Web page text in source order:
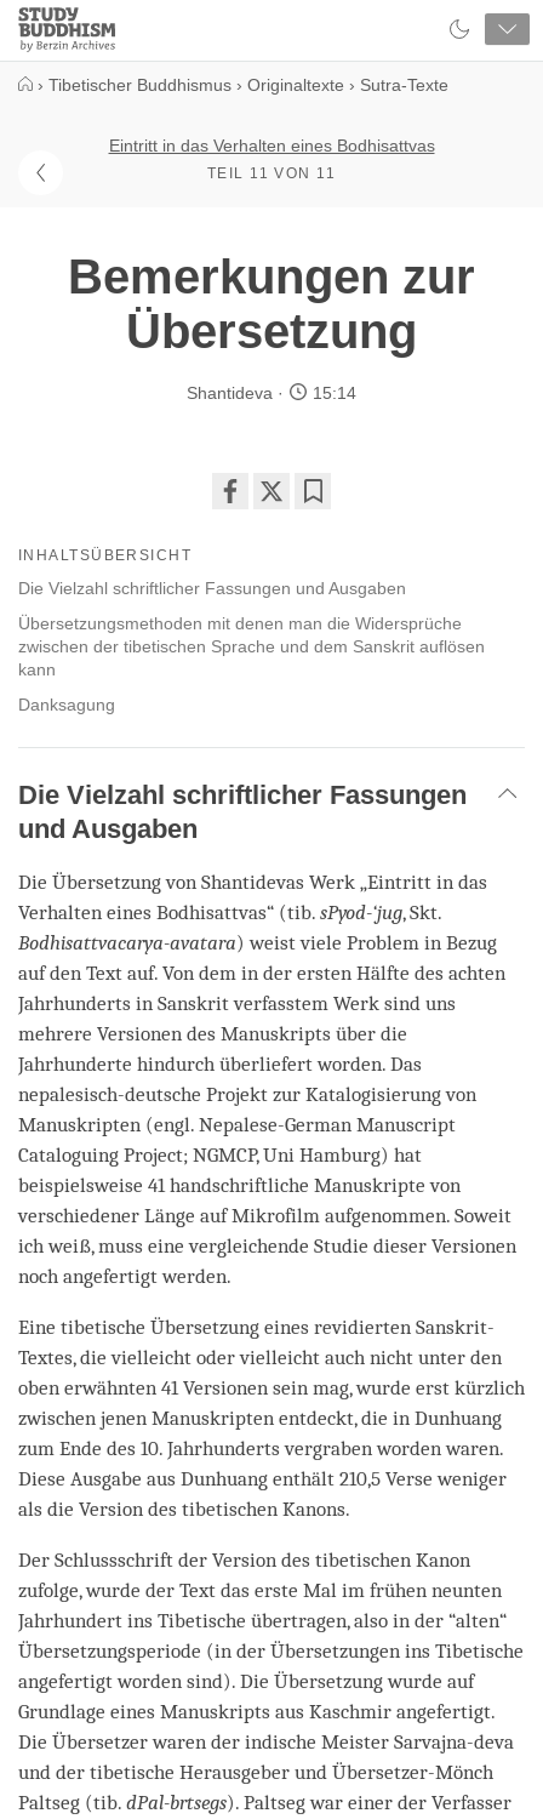
Close
Study
Buddhism
› Tibetischer Buddhismus › Originaltexte › Sutra-Texte
Eintritt in das Verhalten eines Bodhisattvas
TEIL 11 VON 11
Bemerkungen zur
Übersetzung
Shantideva 15:14
facebook
INHALTSÜBERSICHT
Die Vielzahl schriftlicher Fassungen und Ausgaben
Übersetzungsmethoden mit denen man die Widersprüche
zwischen der tibetischen Sprache und dem Sanskrit auflösen
kann
Danksagung
Die Vielzahl schriftlicher Fassungen
und Ausgaben
Die Übersetzung von Shantidevas Werk „Eintritt in das
Verhalten eines Bodhisattvas“ (tib. sPyod-‘jug, Skt.
Bodhisattvacarya-avatara) weist viele Problem in Bezug
auf den Text auf. Von dem in der ersten Hälfte des achten
Jahrhunderts in Sanskrit verfasstem Werk sind uns
mehrere Versionen des Manuskripts über die
Jahrhunderte hindurch überliefert worden. Das
nepalesisch-deutsche Projekt zur Katalogisierung von
Manuskripten (engl. Nepalese-German Manuscript
Cataloguing Project; NGMCP, Uni Hamburg) hat
beispielsweise 41 handschriftliche Manuskripte von
verschiedener Länge auf Mikrofilm aufgenommen. Soweit
ich weiß, muss eine vergleichende Studie dieser Versionen
noch angefertigt werden.
Eine tibetische Übersetzung eines revidierten Sanskrit-
Textes, die vielleicht oder vielleicht auch nicht unter den
oben erwähnten 41 Versionen sein mag, wurde erst kürzlich
zwischen jenen Manuskripten entdeckt, die in Dunhuang
zum Ende des 10. Jahrhunderts vergraben worden waren.
Diese Ausgabe aus Dunhuang enthält 210,5 Verse weniger
als die Version des tibetischen Kanons.
Der Schlussschrift der Version des tibetischen Kanon
zufolge, wurde der Text das erste Mal im frühen neunten
Jahrhundert ins Tibetische übertragen, also in der “alten“
Übersetzungsperiode (in der Übersetzungen ins Tibetische
angefertigt worden sind). Die Übersetzung wurde auf
Grundlage eines Manuskripts aus Kaschmir angefertigt.
Die Übersetzer waren der indische Meister Sarvajna-deva
und der tibetische Herausgeber und Übersetzer-Mönch
Paltseg (tib. dPal-brtsegs). Paltseg war einer der Verfasser